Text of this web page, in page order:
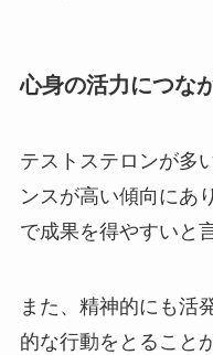
心身の活力につな
テストステロンが多
ンスが高い傾向にあ
で成果を得やすいと
また、精神的にも活
的な行動をとること